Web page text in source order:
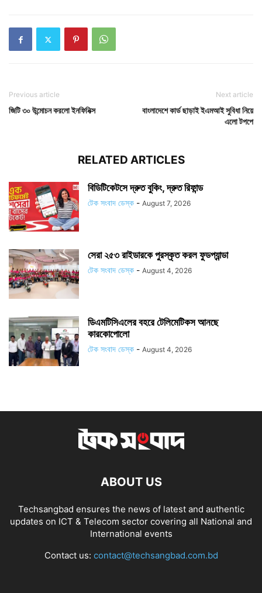
Previous article
জিটি ৩০ উন্মোচন করলো ইনফিনিক্স
Next article
বাংলাদেশে কার্ড ছাড়াই ইএমআই সুবিধা নিয়ে
এলো টপপে
RELATED ARTICLES
বিডিটিকেটসে দ্রুত বুকিং, দ্রুত রিফান্ড
টেক সংবাদ ডেস্ক - August 7, 2026
সেরা ২৫৩ রাইডারকে পুরস্কৃত করল ফুডপ্যান্ডা
টেক সংবাদ ডেস্ক - August 4, 2026
ডিএমটিসিএলের বহরে টেলিমেটিকস আনছে
কারকোপোলো
টেক সংবাদ ডেস্ক - August 4, 2026
ABOUT US
Techsangbad ensures the news of latest and authentic
updates on ICT & Telecom sector covering all National and
International events
Contact us: contact@techsangbad.com.bd